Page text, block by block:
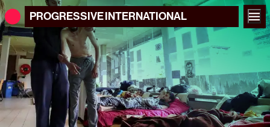
PROGRESSIVEINTERNATIONAL